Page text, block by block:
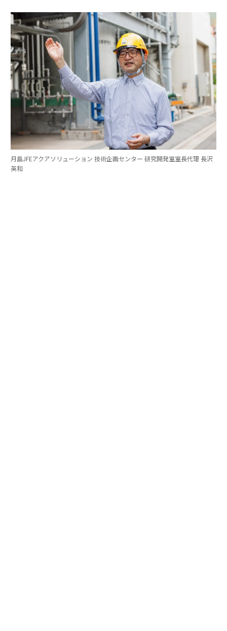
月島JFEアクアソリューション 技術企画センター 研究開発室室長代理 長沢
英和